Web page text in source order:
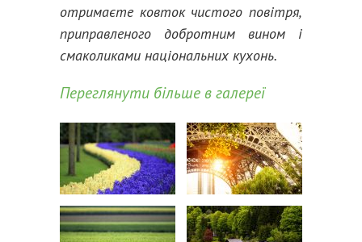
отримаєте ковток чистого повітря,
приправленого добротним вином і
смаколиками національних кухонь.
Переглянути більше в галереї